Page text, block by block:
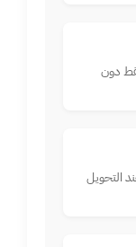
دون
التحويل